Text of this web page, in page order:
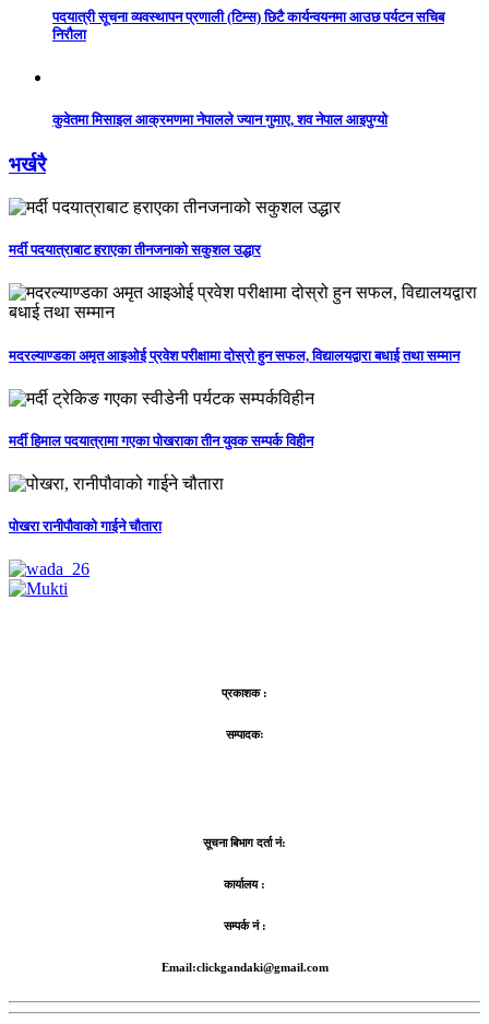
पदयात्री सूचना व्यवस्थापन प्रणाली (टिम्स) छिटै कार्यन्वयनमा आउछ पर्यटन सचिब
निरौला
कुवेतमा मिसाइल आक्रमणमा नेपालले ज्यान गुमाए, शव नेपाल आइपुग्यो
भर्खरै
मर्दी पदयात्राबाट हराएका तीनजनाको सकुशल उद्धार
मदरल्याण्डका अमृत आइओई प्रवेश परीक्षामा दोस्रो हुन सफल, विद्यालयद्वारा बधाई तथा सम्मान
मर्दी हिमाल पदयात्रामा गएका पोखराका तीन युवक सम्पर्क विहीन
पोखरा रानीपौवाको गाईने चौतारा
प्रकाशक :
सम्पादकः
सूचना बिभाग दर्ता नं:
कार्यालय :
सम्पर्क नं :
Email:clickgandaki@gmail.com